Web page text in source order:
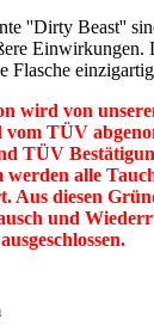
''Dirty Beast''
Einwirkungen.
Flasche
wird von
TÜV
TÜV
alle
Aus diesen
und